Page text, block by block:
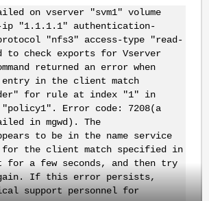
on vserver "svm1" volume
"1.1.1.1" authentication-
"nfs3" access-type "read-
check exports for Vserver
returned an error when
entry in the client match
for rule at index "1" in
Error code: 7208(a
in mgwd). The
to be in the name service
for the client match specified in
for a few seconds, and then try
again. If this error persists,
support personnel for